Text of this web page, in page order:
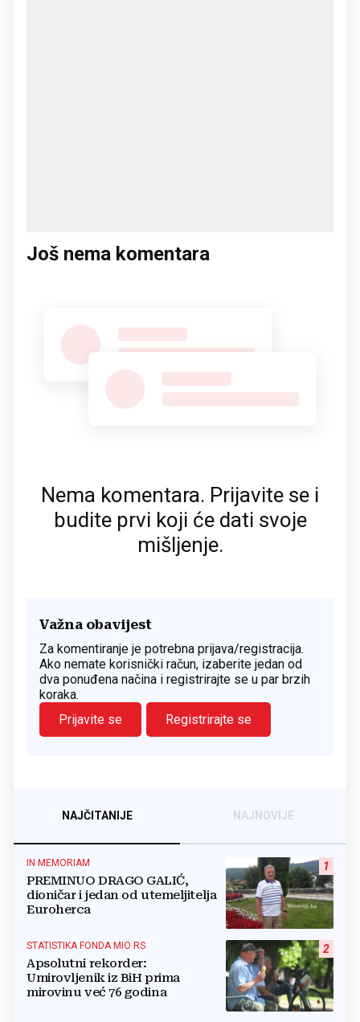
Još nema komentara
Nema komentara. Prijavite se i
budite prvi koji će dati svoje
mišljenje.
Važna obavijest
Za komentiranje je potrebna prijava/registracija.
Ako nemate korisnički račun, izaberite jedan od
dva ponuđena načina i registrirajte se u par brzih
koraka.
Prijavite se
Registrirajte se
NAJČITANIJE NAJNOVIJE
1
IN MEMORIAM
PREMINUO DRAGO GALIĆ,
dioničar i jedan od utemeljitelja
Euroherca
2
STATISTIKA FONDA MIO RS
Apsolutni rekorder:
Umirovljenik iz BiH prima
mirovinu već 76 godina